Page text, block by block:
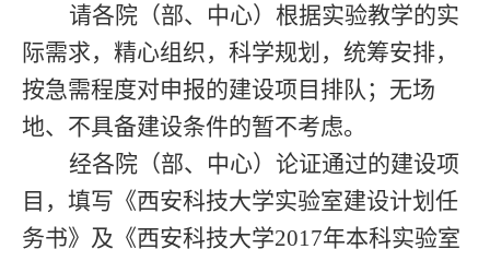
请各院（部、中心）根据实验教学的实
际需求，精心组织，科学规划，统筹安排，
按急需程度对申报的建设项目排队；无场
地、不具备建设条件的暂不考虑。
经各院（部、中心）论证通过的建设项
目，填写《西安科技大学实验室建设计划任
务书》及《西安科技大学2017年本科实验室